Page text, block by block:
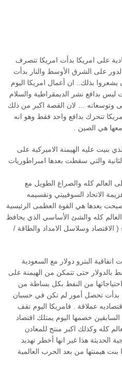
على امريكا بدأت امريكا تتصرف
الدور على الشرق الأوسط والنار بدأت
بذلك.. ان أعمال امريكا اليوم
ليس بدافع نشر الديمقراطية والسلام
وتوسعاته … لان القصة اكبر من ذلك
تتحرك بدافع واحد فقط وهو انه
هي الصين .
بنيت عليه الهيمنة الاميركية على
والتي سقطت بعدها امبراطوريات
العالم كله والصراع الطويل مع
الاتحاد السوفييتي وتقسيمه
بعدها هي القوة العظمى الرئيسية
كله والشئ الأساسي الذي يحافظ
( الاقتصاد وسلاسل الامداد والطاقة /
اتفاقية البترو دولار مع السعودية
بالدولار حتى تتمكن من الهيمنة على
من النفط بكل بساطة من
بدأت تحصل أمور لم تكن في حسبان
عملاقة . فامريكا اليوم تقف
خصمها اليوم يمتلك اقتصاد
كله وكذلك اكبر منتج للمعادن
الحديثة هذا غير انها أخطر تهديد
بنت هيمنتها من بعد الحرب العالمية